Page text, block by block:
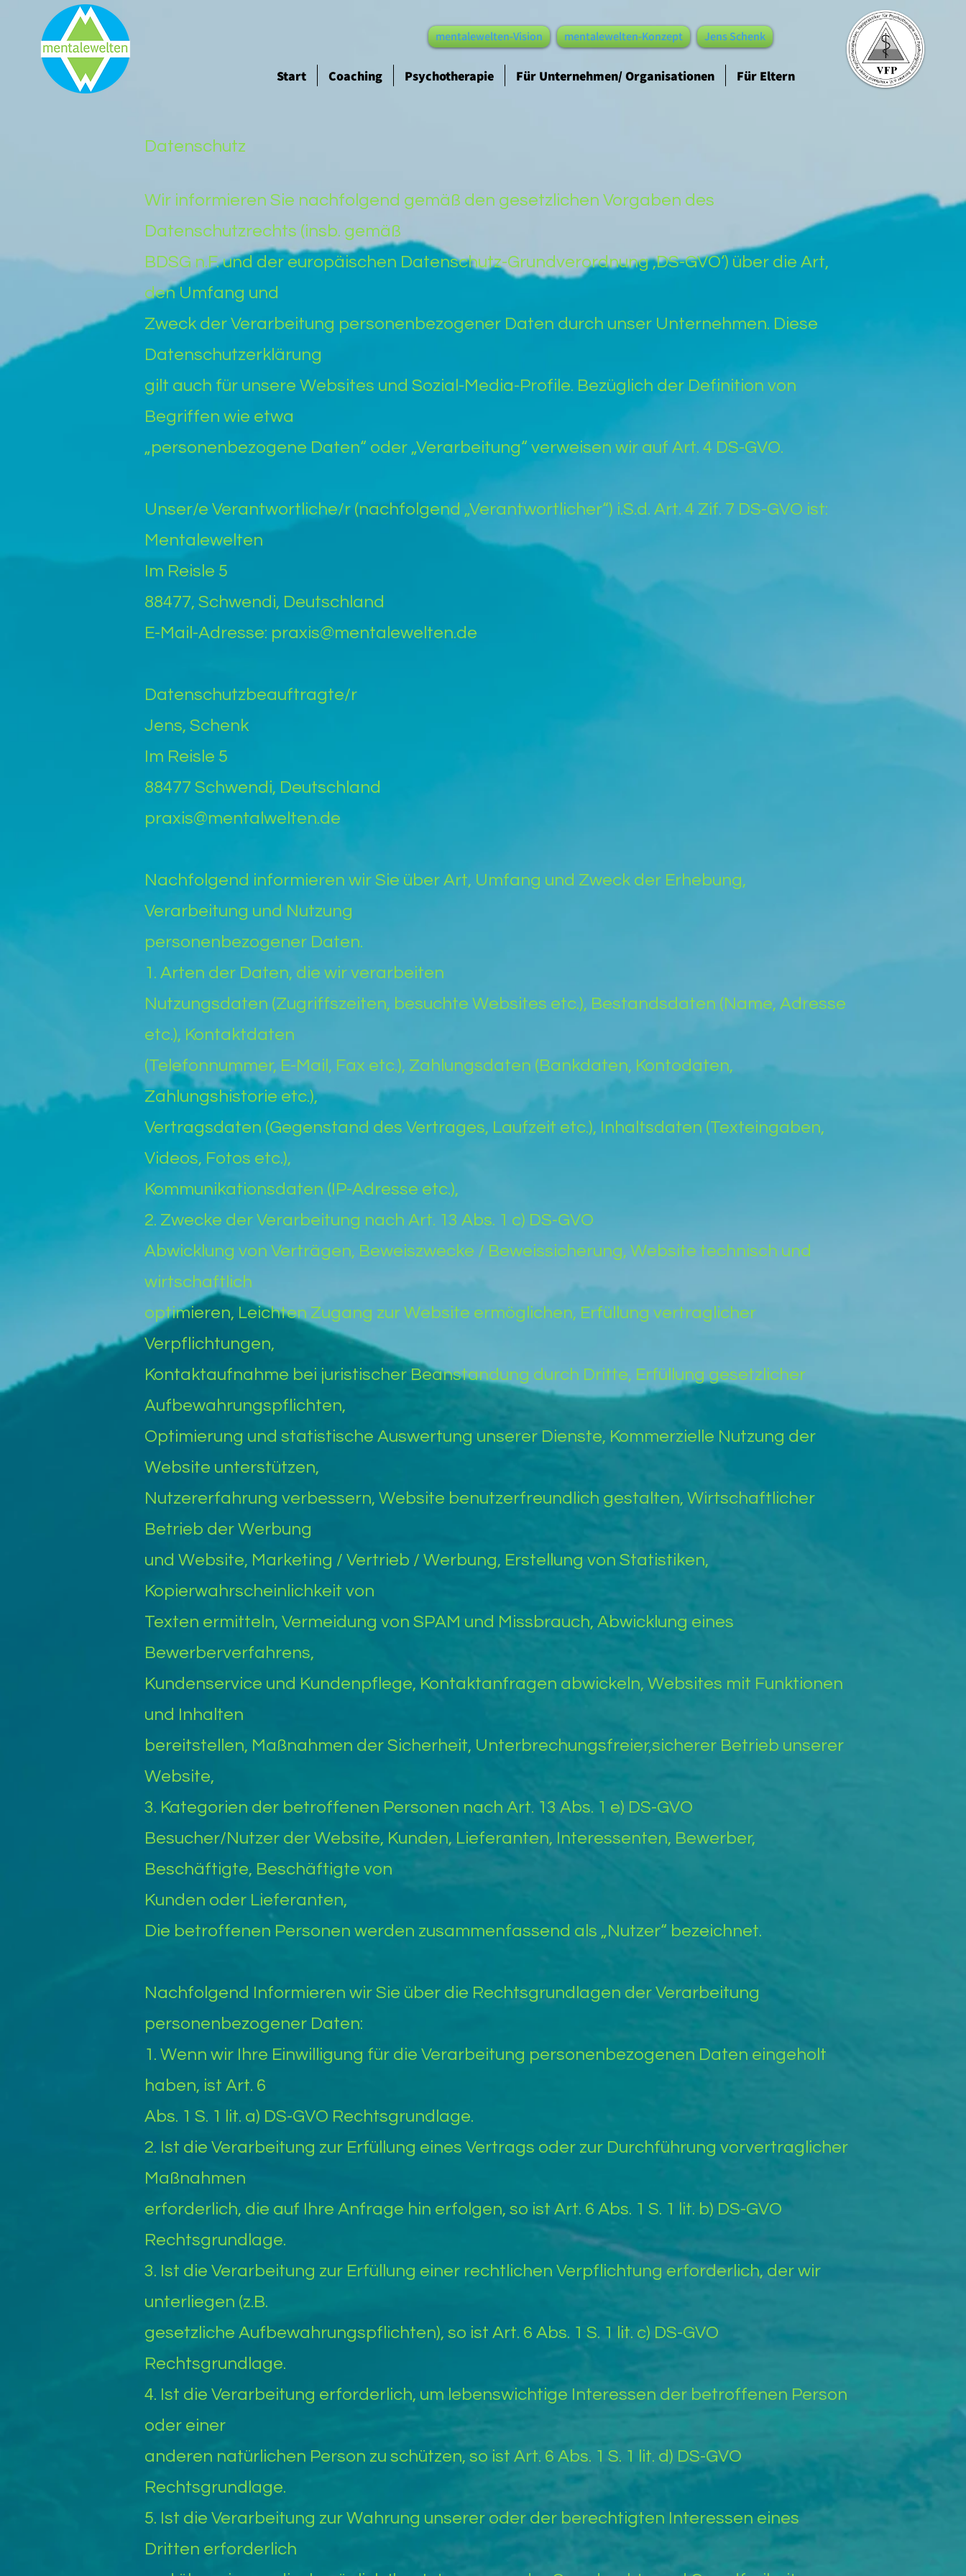
mentalewelten-Vision mentalewelten-Konzept Jens Schenk
Start Coaching Psychotherapie Für Unternehmen/ Organisationen Für Eltern
Datenschutz
Wir informieren Sie nachfolgend gemäß den gesetzlichen Vorgaben des
Datenschutzrechts (insb. gemäß
BDSG n.F. und der europäischen Datenschutz-Grundverordnung ‚DS-GVO‘) über die Art,
den Umfang und
Zweck der Verarbeitung personenbezogener Daten durch unser Unternehmen. Diese
Datenschutzerklärung
gilt auch für unsere Websites und Sozial-Media-Profile. Bezüglich der Definition von
Begriffen wie etwa
„personenbezogene Daten“ oder „Verarbeitung“ verweisen wir auf Art. 4 DS-GVO.
Unser/e Verantwortliche/r (nachfolgend „Verantwortlicher“) i.S.d. Art. 4 Zif. 7 DS-GVO ist:
Mentalewelten
Im Reisle 5
88477, Schwendi, Deutschland
E-Mail-Adresse: praxis@mentalewelten.de
Datenschutzbeauftragte/r
Jens, Schenk
Im Reisle 5
88477 Schwendi, Deutschland
praxis@mentalwelten.de
Nachfolgend informieren wir Sie über Art, Umfang und Zweck der Erhebung,
Verarbeitung und Nutzung
personenbezogener Daten.
1. Arten der Daten, die wir verarbeiten
Nutzungsdaten (Zugriffszeiten, besuchte Websites etc.), Bestandsdaten (Name, Adresse
etc.), Kontaktdaten
(Telefonnummer, E-Mail, Fax etc.), Zahlungsdaten (Bankdaten, Kontodaten,
Zahlungshistorie etc.),
Vertragsdaten (Gegenstand des Vertrages, Laufzeit etc.), Inhaltsdaten (Texteingaben,
Videos, Fotos etc.),
Kommunikationsdaten (IP-Adresse etc.),
2. Zwecke der Verarbeitung nach Art. 13 Abs. 1 c) DS-GVO
Abwicklung von Verträgen, Beweiszwecke / Beweissicherung, Website technisch und
wirtschaftlich
optimieren, Leichten Zugang zur Website ermöglichen, Erfüllung vertraglicher
Verpflichtungen,
Kontaktaufnahme bei juristischer Beanstandung durch Dritte, Erfüllung gesetzlicher
Aufbewahrungspflichten,
Optimierung und statistische Auswertung unserer Dienste, Kommerzielle Nutzung der
Website unterstützen,
Nutzererfahrung verbessern, Website benutzerfreundlich gestalten, Wirtschaftlicher
Betrieb der Werbung
und Website, Marketing / Vertrieb / Werbung, Erstellung von Statistiken,
Kopierwahrscheinlichkeit von
Texten ermitteln, Vermeidung von SPAM und Missbrauch, Abwicklung eines
Bewerberverfahrens,
Kundenservice und Kundenpflege, Kontaktanfragen abwickeln, Websites mit Funktionen
und Inhalten
bereitstellen, Maßnahmen der Sicherheit, Unterbrechungsfreier,sicherer Betrieb unserer
Website,
3. Kategorien der betroffenen Personen nach Art. 13 Abs. 1 e) DS-GVO
Besucher/Nutzer der Website, Kunden, Lieferanten, Interessenten, Bewerber,
Beschäftigte, Beschäftigte von
Kunden oder Lieferanten,
Die betroffenen Personen werden zusammenfassend als „Nutzer“ bezeichnet.
Nachfolgend Informieren wir Sie über die Rechtsgrundlagen der Verarbeitung
personenbezogener Daten:
1. Wenn wir Ihre Einwilligung für die Verarbeitung personenbezogenen Daten eingeholt
haben, ist Art. 6
Abs. 1 S. 1 lit. a) DS-GVO Rechtsgrundlage.
2. Ist die Verarbeitung zur Erfüllung eines Vertrags oder zur Durchführung vorvertraglicher
Maßnahmen
erforderlich, die auf Ihre Anfrage hin erfolgen, so ist Art. 6 Abs. 1 S. 1 lit. b) DS-GVO
Rechtsgrundlage.
3. Ist die Verarbeitung zur Erfüllung einer rechtlichen Verpflichtung erforderlich, der wir
unterliegen (z.B.
gesetzliche Aufbewahrungspflichten), so ist Art. 6 Abs. 1 S. 1 lit. c) DS-GVO
Rechtsgrundlage.
4. Ist die Verarbeitung erforderlich, um lebenswichtige Interessen der betroffenen Person
oder einer
anderen natürlichen Person zu schützen, so ist Art. 6 Abs. 1 S. 1 lit. d) DS-GVO
Rechtsgrundlage.
5. Ist die Verarbeitung zur Wahrung unserer oder der berechtigten Interessen eines
Dritten erforderlich